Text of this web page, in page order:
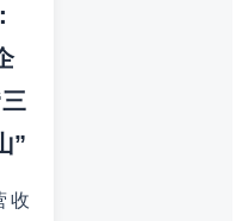
”
收